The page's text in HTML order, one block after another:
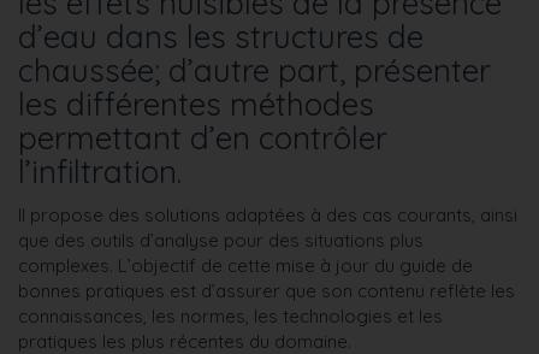
d’eau dans les structures de
chaussée; d’autre part, présenter
les différentes méthodes
permettant d’en contrôler
l’infiltration.
Il propose des solutions adaptées à des cas courants, ainsi
que des outils d’analyse pour des situations plus
complexes. L’objectif de cette mise à jour du guide de
bonnes pratiques est d’assurer que son contenu reflète les
connaissances, les normes, les technologies et les
pratiques les plus récentes du domaine.